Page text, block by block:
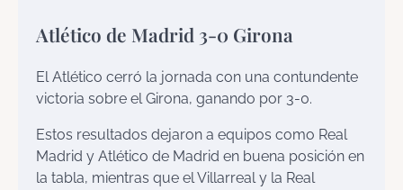
Atlético de Madrid 3-0 Girona
El Atlético cerró la jornada con una contundente
victoria sobre el Girona, ganando por 3-0.
Estos resultados dejaron a equipos como Real
Madrid y Atlético de Madrid en buena posición en
la tabla, mientras que el Villarreal y la Real